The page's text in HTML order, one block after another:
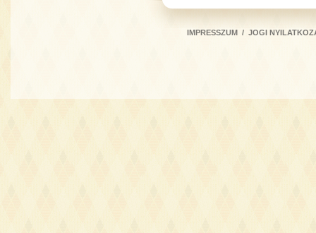
IMPRESSZUM / JOGI